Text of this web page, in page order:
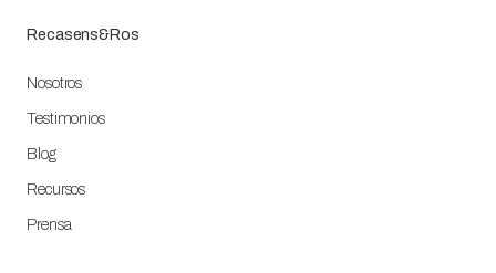
Recasens&Ros
Nosotros
Testimonios
Blog
Recursos
Prensa